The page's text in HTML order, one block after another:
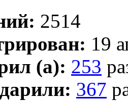
2514
19
(а): 253
367